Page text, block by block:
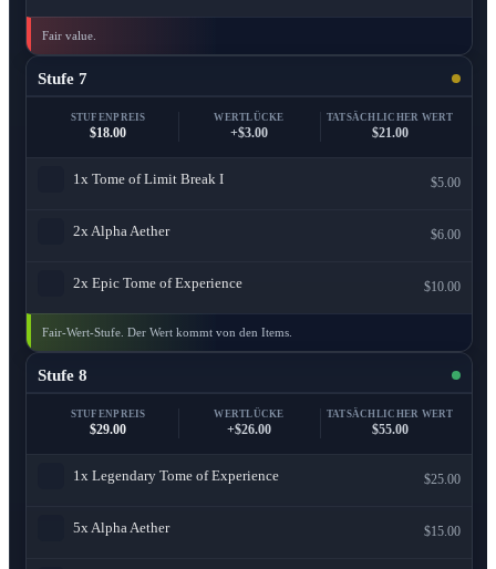
Fair value.
Stufe 7
STUFENPREIS
$18.00
WERTLÜCKE
+$3.00
TATSÄCHLICHER WERT
$21.00
1x Tome of Limit Break I $5.00
2x Alpha Aether $6.00
2x Epic Tome of Experience $10.00
Fair-Wert-Stufe. Der Wert kommt von den Items.
Stufe 8
STUFENPREIS
$29.00
WERTLÜCKE
+$26.00
TATSÄCHLICHER WERT
$55.00
1x Legendary Tome of Experience $25.00
5x Alpha Aether $15.00